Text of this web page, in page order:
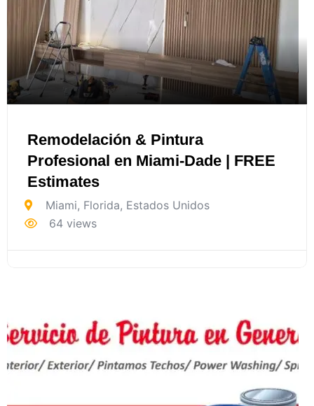
Remodelación & Pintura
Profesional en Miami-Dade | FREE
Estimates
Miami, Florida, Estados Unidos
64 views